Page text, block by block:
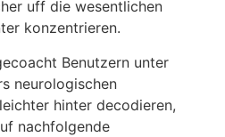
uff die wesentlichen
konzentrieren.
Benutzern unter
neurologischen
hinter decodieren,
nachfolgende